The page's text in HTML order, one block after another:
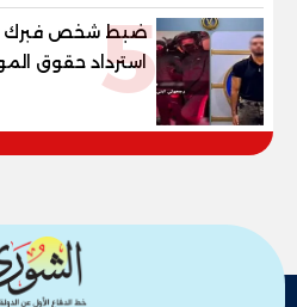
5
ضبط شخص فبرك
استرداد حقوق